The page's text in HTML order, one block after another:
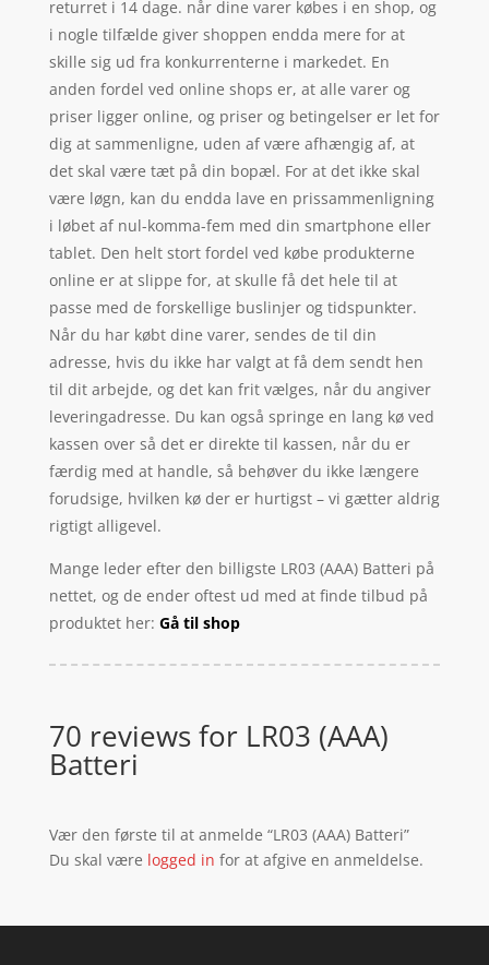
returret i 14 dage. når dine varer købes i en shop, og
i nogle tilfælde giver shoppen endda mere for at
skille sig ud fra konkurrenterne i markedet. En
anden fordel ved online shops er, at alle varer og
priser ligger online, og priser og betingelser er let for
dig at sammenligne, uden af være afhængig af, at
det skal være tæt på din bopæl. For at det ikke skal
være løgn, kan du endda lave en prissammenligning
i løbet af nul-komma-fem med din smartphone eller
tablet. Den helt stort fordel ved købe produkterne
online er at slippe for, at skulle få det hele til at
passe med de forskellige buslinjer og tidspunkter.
Når du har købt dine varer, sendes de til din
adresse, hvis du ikke har valgt at få dem sendt hen
til dit arbejde, og det kan frit vælges, når du angiver
leveringadresse. Du kan også springe en lang kø ved
kassen over så det er direkte til kassen, når du er
færdig med at handle, så behøver du ikke længere
forudsige, hvilken kø der er hurtigst – vi gætter aldrig
rigtigt alligevel.
Mange leder efter den billigste LR03 (AAA) Batteri på
nettet, og de ender oftest ud med at finde tilbud på
produktet her: Gå til shop
70 reviews for LR03 (AAA)
Batteri
Vær den første til at anmelde “LR03 (AAA) Batteri”
Du skal være logged in for at afgive en anmeldelse.